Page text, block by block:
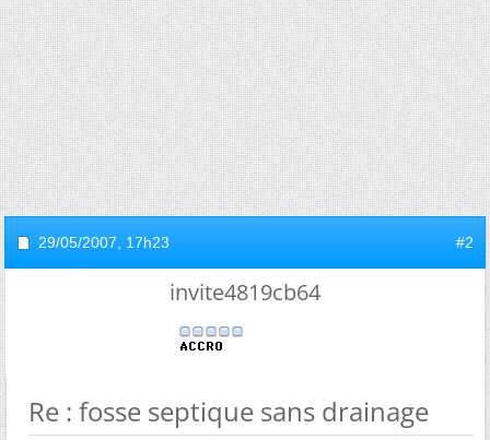
29/05/2007, 17h23 #2
invite4819cb64
Re : fosse septique sans drainage